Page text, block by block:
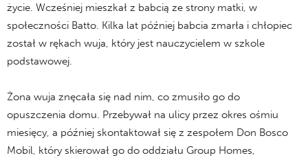
życie. Wcześniej mieszkał z babcią ze strony matki, w
społeczności Batto. Kilka lat później babcia zmarła i chłopiec
został w rękach wuja, który jest nauczycielem w szkole
podstawowej.
Żona wuja znęcała się nad nim, co zmusiło go do
opuszczenia domu. Przebywał na ulicy przez okres ośmiu
miesięcy, a później skontaktował się z zespołem Don Bosco
Mobil, który skierował go do oddziału Group Homes,